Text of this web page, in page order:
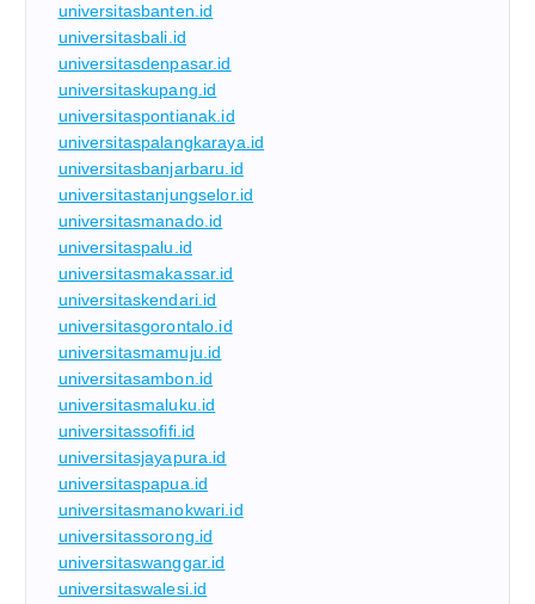
universitasbanten.id
universitasbali.id
universitasdenpasar.id
universitaskupang.id
universitaspontianak.id
universitaspalangkaraya.id
universitasbanjarbaru.id
universitastanjungselor.id
universitasmanado.id
universitaspalu.id
universitasmakassar.id
universitaskendari.id
universitasgorontalo.id
universitasmamuju.id
universitasambon.id
universitasmaluku.id
universitassofifi.id
universitasjayapura.id
universitaspapua.id
universitasmanokwari.id
universitassorong.id
universitaswanggar.id
universitaswalesi.id